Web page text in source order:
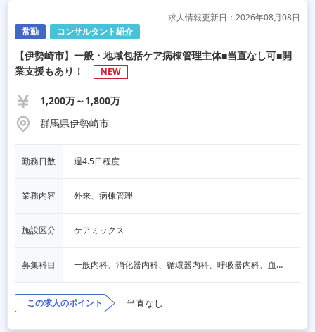
常勤 コンサルタント紹介
求人情報更新日：2026年08月08日
【伊勢崎市】一般・地域包括ケア病棟管理主体■当直なし可■開
業支援もあり！
NEW
1,200万～1,800万
群馬県伊勢崎市
勤務日数 週4.5日程度
業務内容 外来、病棟管理
施設区分 ケアミックス
募集科目 一般内科、消化器内科、循環器内科、呼吸器内科、血液内科、脳神経内科、内分泌内科、老人内科
この求人のポイント 当直なし